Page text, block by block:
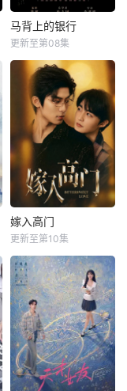
马背上的银行
更新至第08集
嫁入高门
更新至第10集